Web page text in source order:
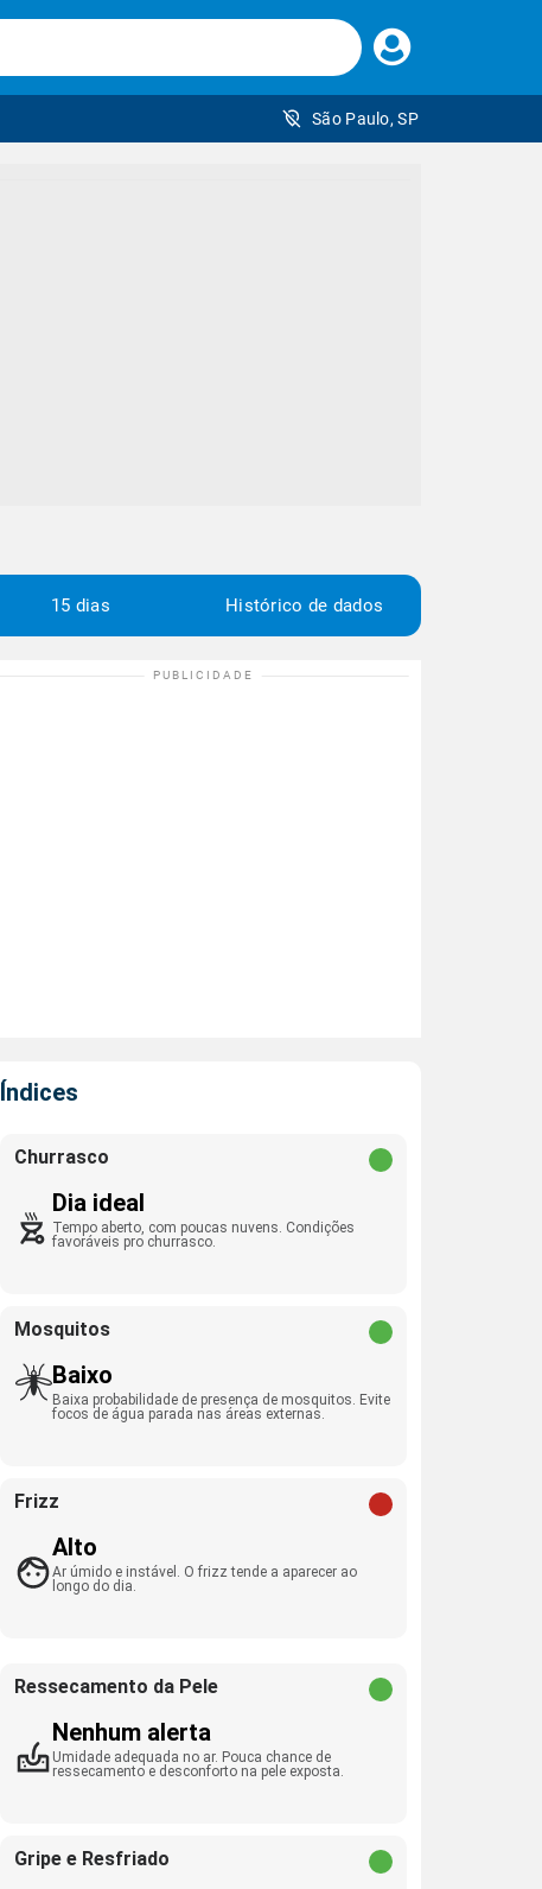
Faça
seu
São Paulo, SP
15 dias Histórico de dados
Índices
Churrasco
Dia ideal
Tempo aberto, com poucas nuvens. Condições
favoráveis pro churrasco.
Mosquitos
Baixo
Baixa probabilidade de presença de mosquitos. Evite
focos de água parada nas áreas externas.
Frizz
Alto
Ar úmido e instável. O frizz tende a aparecer ao
longo do dia.
Ressecamento da Pele
Nenhum alerta
Umidade adequada no ar. Pouca chance de
ressecamento e desconforto na pele exposta.
Gripe e Resfriado